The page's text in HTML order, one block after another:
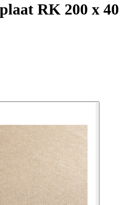
RK 200 x 40